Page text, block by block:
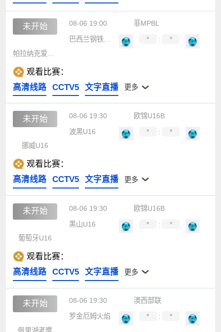
未开始 08-06 19:00
菲MPBL
巴西兰钢铁公司
* :
*
观看比赛：
高清线路
CCTV5 文字直播 更多
未开始 08-06 19:30
欧锦U16B
波黑U16
* :
*
挪威U16
观看比赛：
高清线路
CCTV5 文字直播 更多
未开始 08-06 19:30
欧锦U16B
黑山U16
* :
*
葡萄牙U16
观看比赛：
高清线路
CCTV5 文字直播 更多
未开始 08-06 19:30
澳西部联
罗金厄姆火焰
* :
*